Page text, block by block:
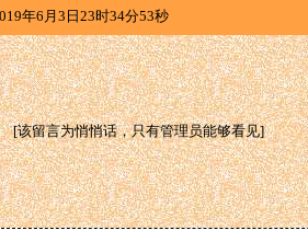
年6月3日23时34分53秒
[该留言为悄悄话，只有管理员能够看见]